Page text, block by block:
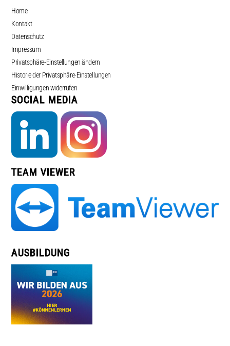
Home
Kontakt
Datenschutz
Impressum
Privatsphäre-Einstellungen ändern
Historie der Privatsphäre-Einstellungen
Einwilligungen widerrufen
SOCIAL MEDIA
TEAM VIEWER
AUSBILDUNG